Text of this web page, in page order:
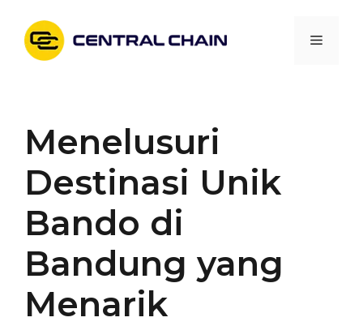
content
Menu
Menelusuri
Destinasi Unik
Bando di
Bandung yang
Menarik